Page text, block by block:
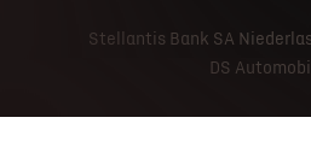
Stellantis Bank SA
DS